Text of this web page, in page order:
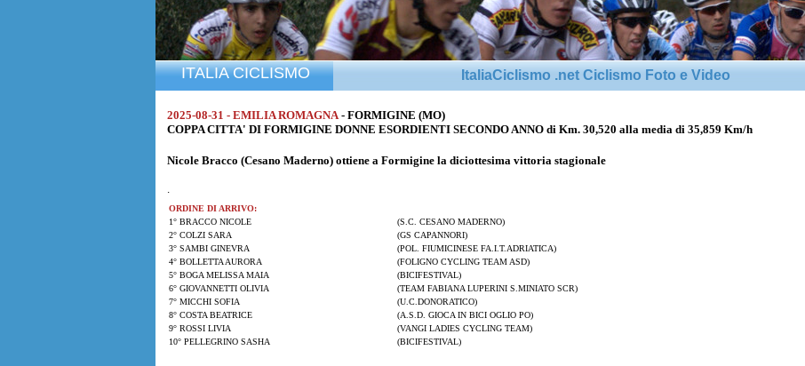
ITALIA CICLISMO ItaliaCiclismo .net Ciclismo Foto e Video
2025-08-31 - EMILIA ROMAGNA - FORMIGINE (MO)
COPPA CITTA' DI FORMIGINE DONNE ESORDIENTI SECONDO ANNO di Km. 30,520 alla media di 35,859 Km/h
Nicole Bracco (Cesano Maderno) ottiene a Formigine la diciottesima vittoria stagionale
.
ORDINE DI ARRIVO:
1° BRACCO NICOLE
(S.C. CESANO MADERNO)
2° COLZI SARA
(GS CAPANNORI)
3° SAMBI GINEVRA
(POL. FIUMICINESE FA.I.T.ADRIATICA)
4° BOLLETTA AURORA
(FOLIGNO CYCLING TEAM ASD)
5° BOGA MELISSA MAIA
(BICIFESTIVAL)
6° GIOVANNETTI OLIVIA
(TEAM FABIANA LUPERINI S.MINIATO SCR)
7° MICCHI SOFIA
(U.C.DONORATICO)
8° COSTA BEATRICE
(A.S.D. GIOCA IN BICI OGLIO PO)
9° ROSSI LIVIA
(VANGI LADIES CYCLING TEAM)
10° PELLEGRINO SASHA
(BICIFESTIVAL)